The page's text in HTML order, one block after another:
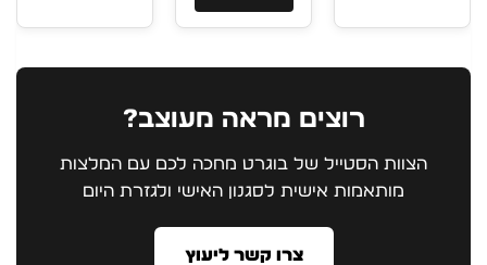
רוצים מראה מעוצב?
הצוות הסטייל של בוגרט מחכה לכם עם המלצות
מותאמות אישית לסגנון האישי ולגזרת היום
צרו קשר ליעוץ